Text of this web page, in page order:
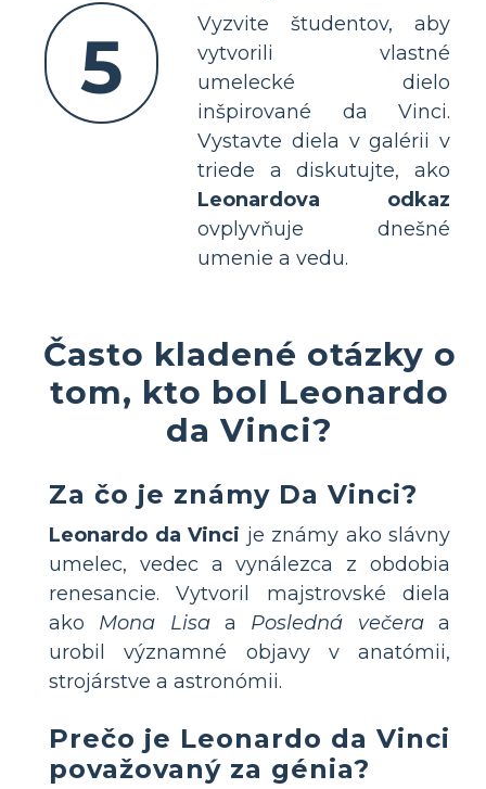
5
Vyzvite študentov, aby
vytvorili vlastné
umelecké dielo
inšpirované da Vinci.
Vystavte diela v galérii v
triede a diskutujte, ako
Leonardova odkaz
ovplyvňuje dnešné
umenie a vedu.
Často kladené otázky o
tom, kto bol Leonardo
da Vinci?
Za čo je známy Da Vinci?
Leonardo da Vinci je známy ako slávny
umelec, vedec a vynálezca z obdobia
renesancie. Vytvoril majstrovské diela
ako Mona Lisaa Posledná večeraa
urobil významné objavy v anatómii,
strojárstve a astronómii.
Prečo je Leonardo da Vinci
považovaný za génia?